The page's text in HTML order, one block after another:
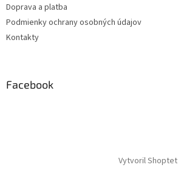
Doprava a platba
Podmienky ochrany osobných údajov
Kontakty
Facebook
Vytvoril Shoptet